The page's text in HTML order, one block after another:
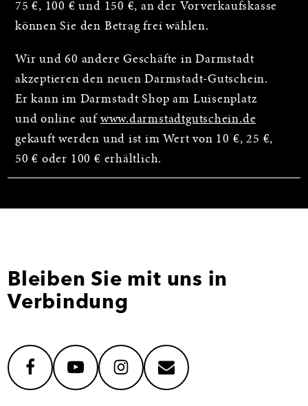
75 €, 100 € und 150 €, an der Vorverkaufskasse
können Sie den Betrag frei wählen.
Wir und 60 andere Geschäfte in Darmstadt
akzeptieren den neuen Darmstadt-Gutschein.
Er kann im Darmstadt Shop am Luisenplatz
und online auf www.darmstadtgutschein.de
gekauft werden und ist im Wert von 10 €, 25 €,
50 € oder 100 € erhältlich.
Bleiben Sie mit uns in
Verbindung
facebookyoutubeinstagrammail